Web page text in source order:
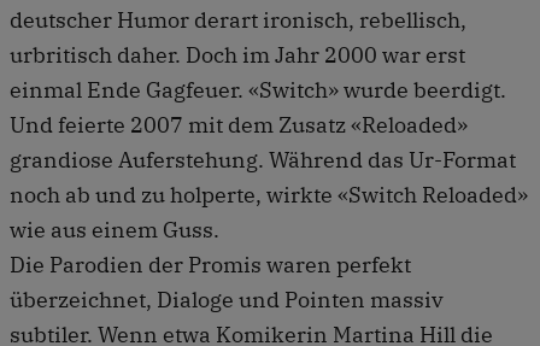
deutscher Humor derart ironisch, rebellisch,
urbritisch daher. Doch im Jahr 2000 war erst
einmal Ende Gagfeuer. «Switch» wurde beerdigt.
Und feierte 2007 mit dem Zusatz «Reloaded»
grandiose Auferstehung. Während das Ur-Format
noch ab und zu holperte, wirkte «Switch Reloaded»
wie aus einem Guss.
Die Parodien der Promis waren perfekt
überzeichnet, Dialoge und Pointen massiv
subtiler. Wenn etwa Komikerin Martina Hill die